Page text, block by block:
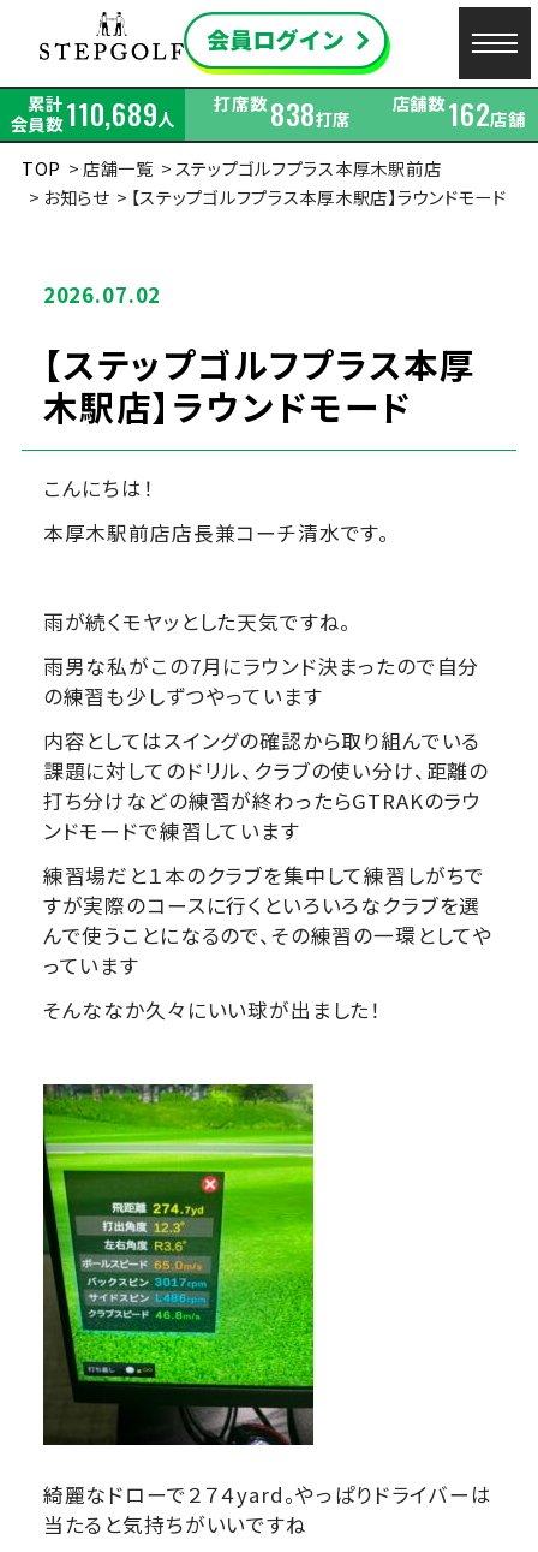
累計
会員数110,689人
打席数838打席
店舗数162店舗
TOP
店舗一覧
ステップゴルフプラス本厚木駅前店
お知らせ
【ステップゴルフプラス本厚木駅店】ラウンドモード
2026.07.02
【ステップゴルフプラス本厚
木駅店】ラウンドモード
こんにちは！
本厚木駅前店店長兼コーチ清水です。
雨が続くモヤッとした天気ですね。
雨男な私がこの7月にラウンド決まったので自分
の練習も少しずつやっています
内容としてはスイングの確認から取り組んでいる
課題に対してのドリル、クラブの使い分け、距離の
打ち分けなどの練習が終わったらGTRAKのラウ
ンドモードで練習しています
練習場だと１本のクラブを集中して練習しがちで
すが実際のコースに行くといろいろなクラブを選
んで使うことになるので、その練習の一環としてや
っています
そんななか久々にいい球が出ました！
綺麗なドローで２７４yard。やっぱりドライバーは
当たると気持ちがいいですね